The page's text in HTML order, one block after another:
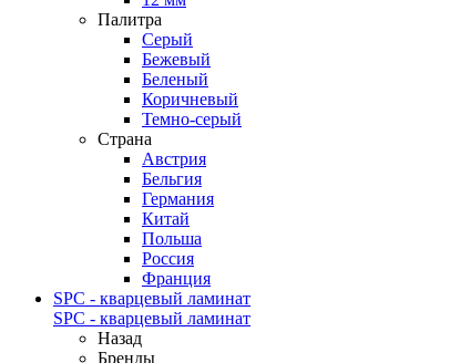
Палитра
Серый
Бежевый
Беленый
Коричневый
Темно-серый
Страна
Австрия
Бельгия
Германия
Китай
Польша
Россия
Франция
SPC - кварцевый ламинат
SPC - кварцевый ламинат
Назад
Бренды